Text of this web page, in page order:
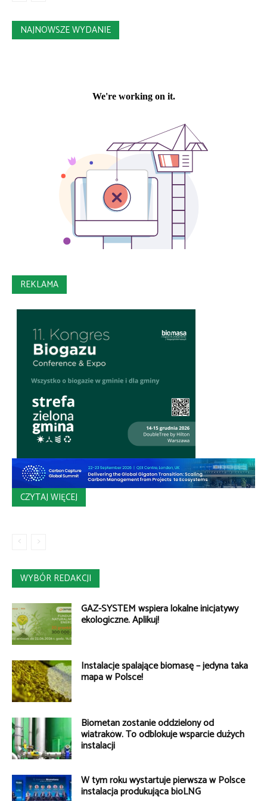
NAJNOWSZE WYDANIE
REKLAMA
CZYTAJ WIĘCEJ
WYBÓR REDAKCJI
GAZ-SYSTEM wspiera lokalne inicjatywy
ekologiczne. Aplikuj!
Instalacje spalające biomasę – jedyna taka
mapa w Polsce!
Biometan zostanie oddzielony od
wiatraków. To odblokuje wsparcie dużych
instalacji
W tym roku wystartuje pierwsza w Polsce
instalacja produkująca bioLNG